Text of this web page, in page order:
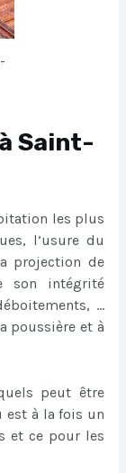
Saint-
les plus
l’usure du
projection de
son intégrité
…
poussière et à
peut être
est à la fois un
et ce pour les